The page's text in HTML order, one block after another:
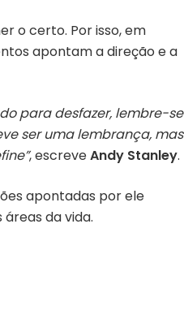
o certo. Por isso, em
apontam a direção e a
para desfazer, lembre-se
ser uma lembrança, mas
, escreveAndy Stanley.
apontadas por ele
da vida.